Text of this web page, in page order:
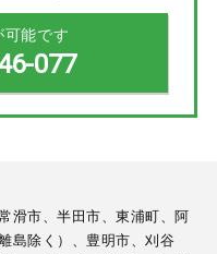
可能です
077
滑市、半田市、東浦町、阿
島除く）、豊明市、刈谷